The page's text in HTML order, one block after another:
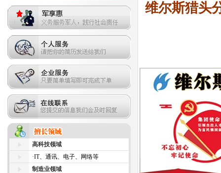
高科技领域
·IT、通讯、电子、网络等
制造业领域
维尔斯猎头